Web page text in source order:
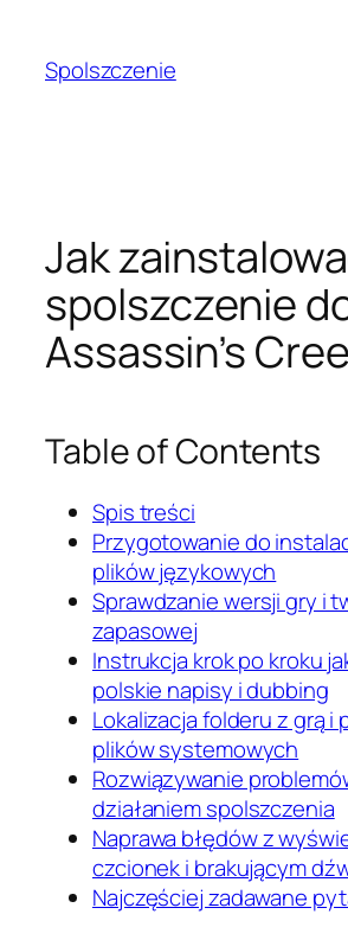
treściSpolszczenie
Jak
spolszczenie
Assassin’s
Table of Contents
Spis treści
Przygotowanie do
plików językowych
Sprawdzanie wersji gry i
zapasowej
Instrukcja krok po kroku
polskie napisy i dubbing
Lokalizacja folderu z grą i
plików systemowych
Rozwiązywanie
działaniem spolszczenia
Naprawa błędów z
czcionek i brakującym
Najczęściej zadawane